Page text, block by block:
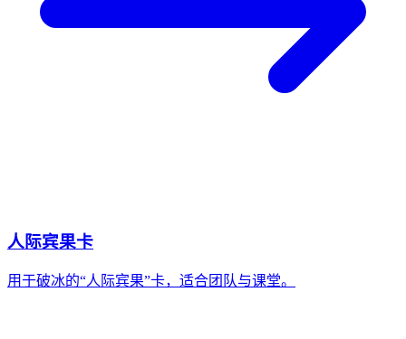
人际宾果卡
用于破冰的“人际宾果”卡，适合团队与课堂。